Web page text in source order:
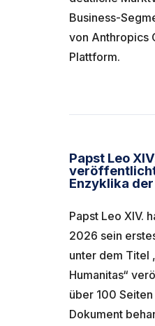
Business-
von Anthropics
Plattform.
Papst Leo
Enzyklika
Papst Leo XIV.
2026 sein
unter dem Titel
Humanitas“
über 100
Dokument